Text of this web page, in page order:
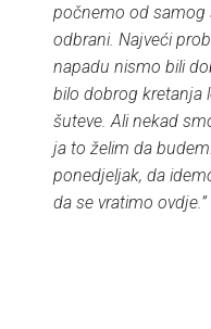
počnemo od samog
odbrani. Najveći
napadu nismo bili
bilo dobrog kretanja
šuteve. Ali nekad
ja to želim da
ponedjeljak, da
da se vratimo ovdje.”